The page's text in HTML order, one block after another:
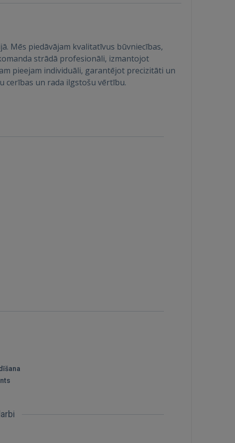
Mēs piedāvājam kvalitatīvus būvniecības,
strādā profesionāli, izmantojot
pieejam individuāli, garantējot precizitāti un
cerības un rada ilgstošu vērtību.